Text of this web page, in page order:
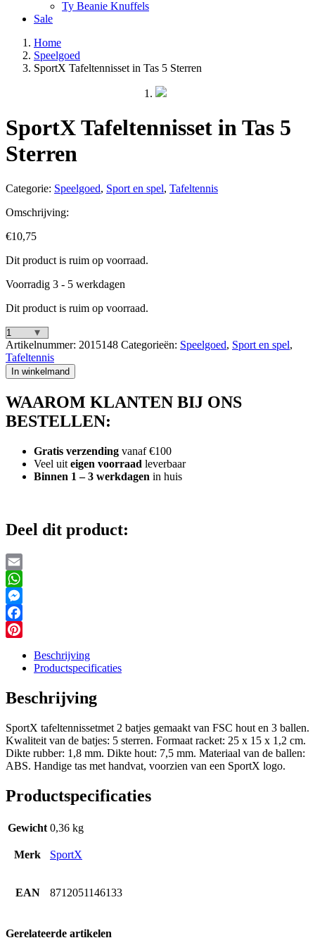
Ty Beanie Knuffels
Sale
Home
Speelgoed
SportX Tafeltennisset in Tas 5 Sterren
SportX Tafeltennisset in Tas 5
Sterren
Categorie: Speelgoed, Sport en spel, Tafeltennis
Omschrijving:
€10,75
Dit product is ruim op voorraad.
Voorradig 3 - 5 werkdagen
Dit product is ruim op voorraad.
SportX
Tafeltennisset
in
Tas
Sterren
aantal
Artikelnummer: 2015148 Categorieën: Speelgoed, Sport en spel,
Tafeltennis
In winkelmand
WAAROM KLANTEN BIJ ONS
BESTELLEN:
Gratis verzending vanaf €100
Veel uit eigen voorraad leverbaar
Binnen 1 – 3 werkdagen in huis
Deel dit product:
Email
WhatsApp
Messenger
Facebook
Beschrijving
Productspecificaties
Beschrijving
SportX tafeltennissetmet 2 batjes gemaakt van FSC hout en 3 ballen.
Kwaliteit van de batjes: 5 sterren. Formaat racket: 25 x 15 x 1,2 cm.
Dikte rubber: 1,8 mm. Dikte hout: 7,5 mm. Materiaal van de ballen:
ABS. Handige tas met handvat, voorzien van een SportX logo.
Productspecificaties
Gewicht 0,36 kg
Merk SportX
EAN 8712051146133
Gerelateerde artikelen